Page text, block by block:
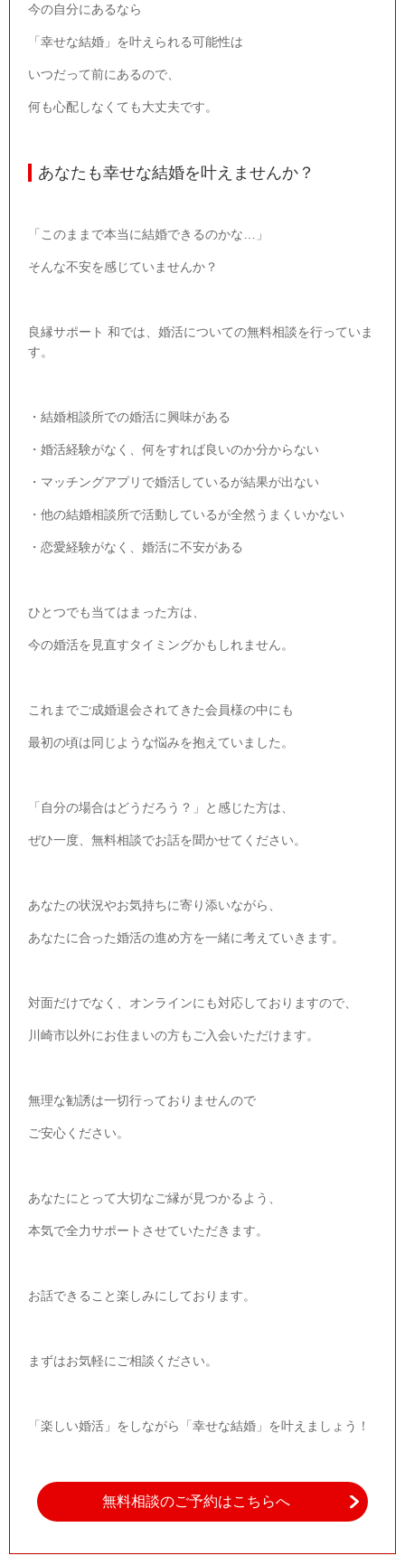
今の自分にあるなら
「幸せな結婚」を叶えられる可能性は
いつだって前にあるので、
何も心配しなくても大丈夫です。
あなたも幸せな結婚を叶えませんか？
「このままで本当に結婚できるのかな…」
そんな不安を感じていませんか？
良縁サポート 和では、婚活についての無料相談を行っていま
す。
・結婚相談所での婚活に興味がある
・婚活経験がなく、何をすれば良いのか分からない
・マッチングアプリで婚活しているが結果が出ない
・他の結婚相談所で活動しているが全然うまくいかない
・恋愛経験がなく、婚活に不安がある
ひとつでも当てはまった方は、
今の婚活を見直すタイミングかもしれません。
これまでご成婚退会されてきた会員様の中にも
最初の頃は同じような悩みを抱えていました。
「自分の場合はどうだろう？」と感じた方は、
ぜひ一度、無料相談でお話を聞かせてください。
あなたの状況やお気持ちに寄り添いながら、
あなたに合った婚活の進め方を一緒に考えていきます。
対面だけでなく、オンラインにも対応しておりますので、
川崎市以外にお住まいの方もご入会いただけます。
無理な勧誘は一切行っておりませんので
ご安心ください。
あなたにとって大切なご縁が見つかるよう、
本気で全力サポートさせていただきます。
お話できること楽しみにしております。
まずはお気軽にご相談ください。
「楽しい婚活」をしながら「幸せな結婚」を叶えましょう！
無料相談のご予約はこちらへ